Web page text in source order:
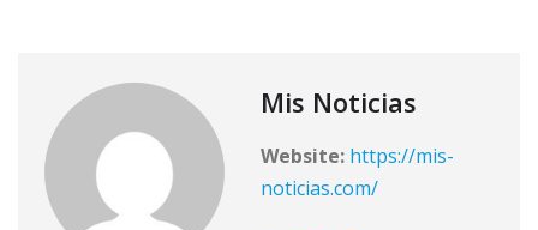
Mis Noticias
Website: https://mis-
noticias.com/